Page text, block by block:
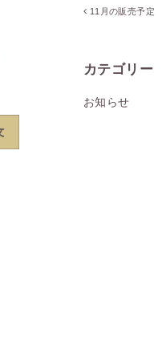
11月の販売予定
カテゴリー
お知らせ